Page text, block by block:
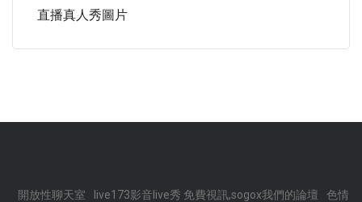
直播真人秀圖片
開放性聊天室 live173影音live秀 免費視訊,sogox我們的論壇
色情